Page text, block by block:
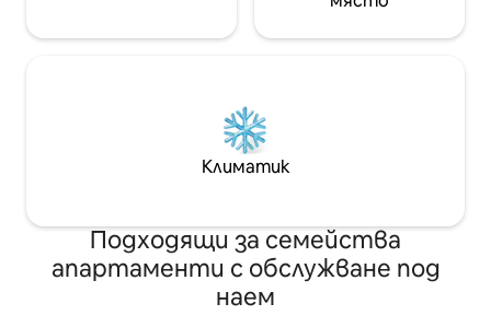
Климатик
Подходящи за семейства
апартаменти с обслужване под
наем